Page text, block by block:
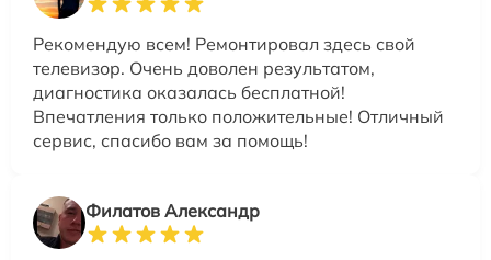
Рекомендую всем! Ремонтировал здесь свой
телевизор. Очень доволен результатом,
диагностика оказалась бесплатной!
Впечатления только положительные! Отличный
сервис, спасибо вам за помощь!
Филатов Александр